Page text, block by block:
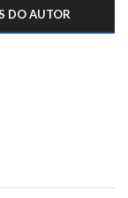
DO AUTOR